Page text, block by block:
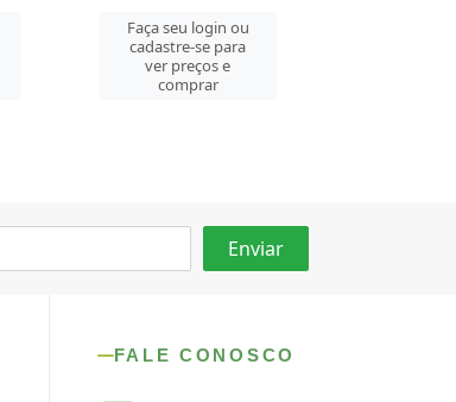
Faça seu login ou
cadastre-se para
ver preços e
comprar
FALE CONOSCO